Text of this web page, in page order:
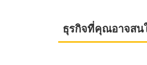
ธุรกิจที่คุณอาจสน